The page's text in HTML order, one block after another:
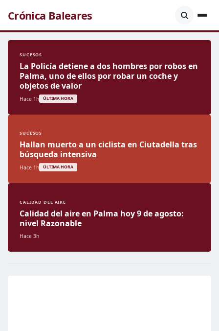
Crónica Baleares
SUCESOS
La Policía detiene a dos hombres por robos en
Palma, uno de ellos por robar un coche y
objetos de valor
Hace 1h ÚLTIMA HORA
SUCESOS
Hallan muerto a un ciclista en Ciutadella tras
búsqueda intensiva
Hace 1h ÚLTIMA HORA
CALIDAD DEL AIRE
Calidad del aire en Palma hoy 9 de agosto:
nivel Razonable
Hace 3h